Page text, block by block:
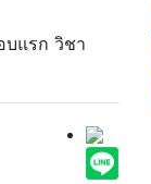
บแรก วิชา